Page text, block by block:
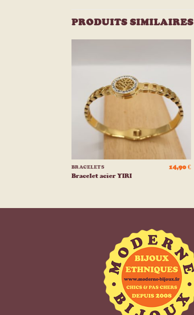
PRODUITS SIMILAIRES
BRACELETS
Bracelet acier YIRI
14,90€